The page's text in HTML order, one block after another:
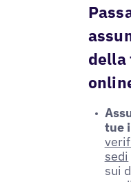
della
tue
sedi
sui